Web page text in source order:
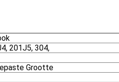
201J5, 304,
Grootte